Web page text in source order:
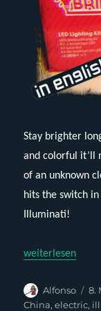
Stay brighter
and colorful it’ll
of an unknown
hits the switch
Illuminati!
„Briksmax –
weiterlesen
Autor
Alfonso 8.
China,electric,